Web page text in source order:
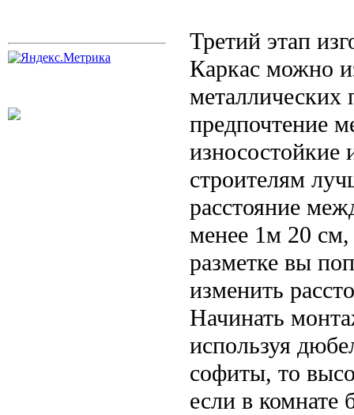
Третий этап
Каркас можно
металлических
предпочтение
строителям
расстояние
менее 1м 20
разметке вы
изменить
Начинать
используя
софиты, то
если в комнате